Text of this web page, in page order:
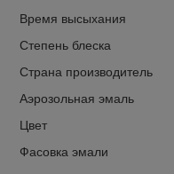
Время высыхания
Степень блеска
Страна производитель
Аэрозольная эмаль
Цвет
Фасовка эмали